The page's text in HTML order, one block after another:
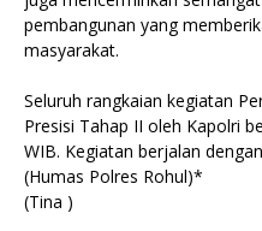
pembangunan yang
masyarakat.
Seluruh rangkaian kegiatan
Presisi Tahap II oleh Kapolri
WIB. Kegiatan berjalan
(Humas Polres Rohul)*
(Tina )